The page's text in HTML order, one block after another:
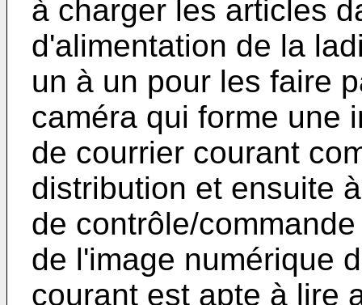
à charger les articles
d'alimentation de la
un à un pour les faire
caméra qui forme une
de courrier courant
distribution et ensuite
de contrôle/
de l'image numérique
courant est apte à lire